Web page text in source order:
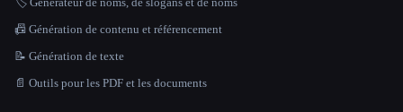
📠 Génération de contenu et référencement
📝 Génération de texte
📄 Outils pour les PDF et les documents